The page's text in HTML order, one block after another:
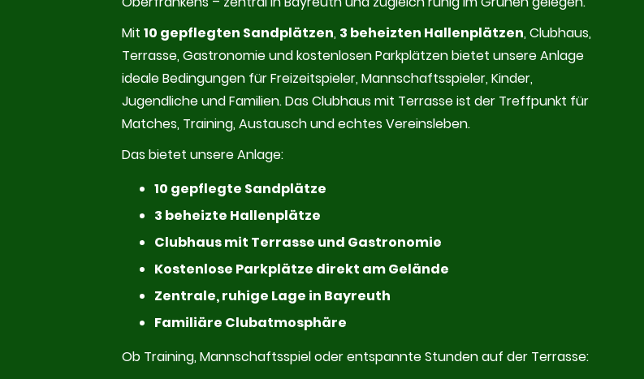
Mit 10 gepflegten Sandplätzen, 3 beheizten Hallenplätzen, Clubhaus,
Terrasse, Gastronomie und kostenlosen Parkplätzen bietet unsere Anlage
ideale Bedingungen für Freizeitspieler, Mannschaftsspieler, Kinder,
Jugendliche und Familien. Das Clubhaus mit Terrasse ist der Treffpunkt für
Matches, Training, Austausch und echtes Vereinsleben.
Das bietet unsere Anlage:
10 gepflegte Sandplätze
3 beheizte Hallenplätze
Clubhaus mit Terrasse und Gastronomie
Kostenlose Parkplätze direkt am Gelände
Zentrale, ruhige Lage in Bayreuth
Familiäre Clubatmosphäre
Ob Training, Mannschaftsspiel oder entspannte Stunden auf der Terrasse: